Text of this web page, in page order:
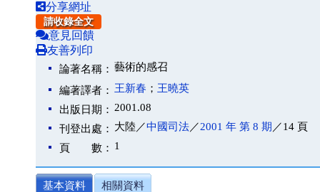
分享網址
請收錄全文
意見回饋
友善列印
論著名稱： 藝術的感召
編著譯者： 王新春 ； 王曉英
出版日期： 2001.08
刊登出處： 大陸／中國司法／2001 年 第 8 期 ／14 頁
頁 數： 1
基本資料 相關資料